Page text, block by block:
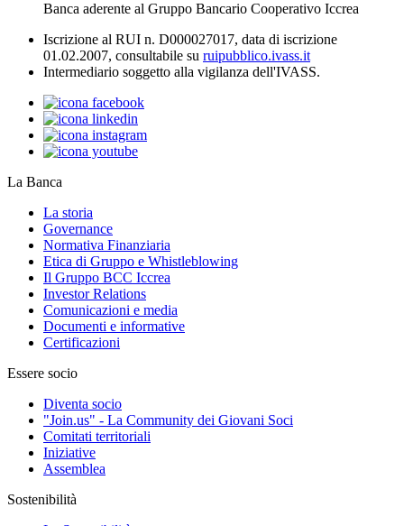
Banca aderente al Gruppo Bancario Cooperativo Iccrea
Iscrizione al RUI n. D000027017, data di iscrizione
01.02.2007, consultabile su ruipubblico.ivass.it
Intermediario soggetto alla vigilanza dell'IVASS.
La Banca
La storia
Governance
Normativa Finanziaria
Etica di Gruppo e Whistleblowing
Il Gruppo BCC Iccrea
Investor Relations
Comunicazioni e media
Documenti e informative
Certificazioni
Essere socio
Diventa socio
"Join.us" - La Community dei Giovani Soci
Comitati territoriali
Iniziative
Assemblea
Sostenibilità